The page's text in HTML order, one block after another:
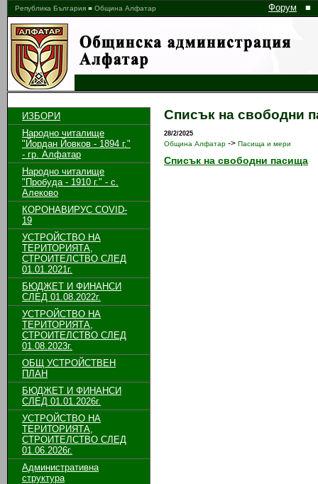
Република България ■ Община Алфатар Форум ■
ИЗБОРИ
Народно читалище
"Йордан Йовков - 1894 г."
- гр. Алфатар
Народно читалище
"Пробуда - 1910 г." - с.
Алеково
КОРОНАВИРУС COVID-
19
УСТРОЙСТВО НА
ТЕРИТОРИЯТА,
СТРОИТЕЛСТВО СЛЕД
01.01.2021г.
БЮДЖЕТ И ФИНАНСИ
СЛЕД 01.08.2022г.
УСТРОЙСТВО НА
ТЕРИТОРИЯТА,
СТРОИТЕЛСТВО СЛЕД
01.08.2023г.
ОБЩ УСТРОЙСТВЕН
ПЛАН
БЮДЖЕТ И ФИНАНСИ
СЛЕД 01.01.2026г.
УСТРОЙСТВО НА
ТЕРИТОРИЯТА,
СТРОИТЕЛСТВО СЛЕД
01.06.2026г.
Административна
структура
Списък на свободни
28/2/2025
Община Алфатар -> Пасища и мери
Списък на свободни пасища